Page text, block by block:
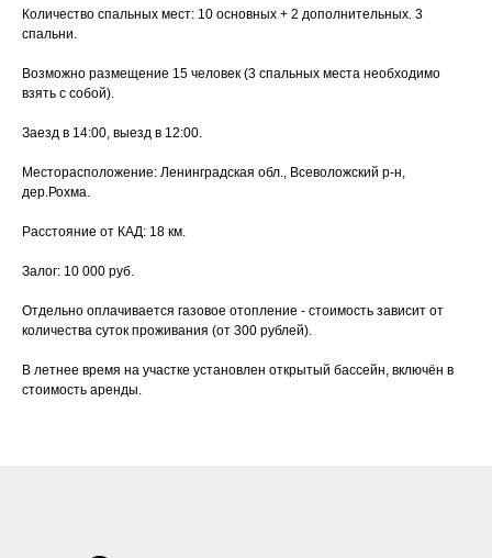
Количество спальных мест: 10 основных + 2 дополнительных. 3
спальни.
Возможно размещение 15 человек (3 спальных места необходимо
взять с собой).
Заезд в 14:00, выезд в 12:00.
Месторасположение: Ленинградская обл., Всеволожский р-н,
дер.Рохма.
Расстояние от КАД: 18 км.
Залог: 10 000 руб.
Отдельно оплачивается газовое отопление - стоимость зависит от
количества суток проживания (от 300 рублей).
В летнее время на участке установлен открытый бассейн, включён в
стоимость аренды.